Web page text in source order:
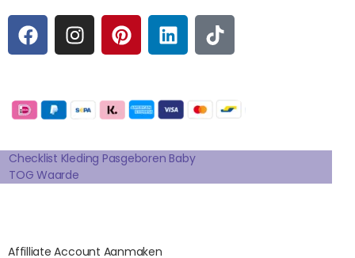
F
A
C
B
O
O
K
I
N
S
A
R
A
M
P
I
N
E
R
E
S
T
L
I
N
E
D
I
N
T
I
K
O
K
Checklist Kleding Pasgeboren Baby
TOG Waarde
Affilliate Account Aanmaken